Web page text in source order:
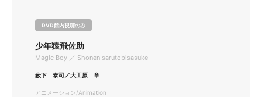
DVD館内視聴のみ
少年猿飛佐助
Magic Boy ／ Shonen sarutobisasuke
藪下 泰司／大工原 章
アニメーション/Animation